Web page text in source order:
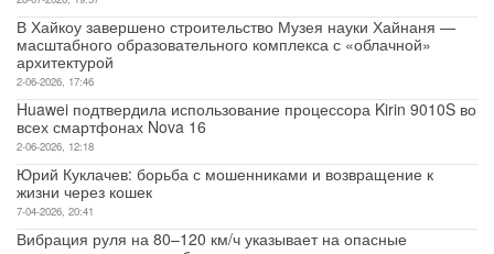
В Хайкоу завершено строительство Музея науки Хайнаня —
масштабного образовательного комплекса с «облачной»
архитектурой
2-06-2026, 17:46
Huawei подтвердила использование процессора Kirin 9010S во
всех смартфонах Nova 16
2-06-2026, 12:18
Юрий Куклачев: борьба с мошенниками и возвращение к
жизни через кошек
7-04-2026, 20:41
Вибрация руля на 80–120 км/ч указывает на опасные